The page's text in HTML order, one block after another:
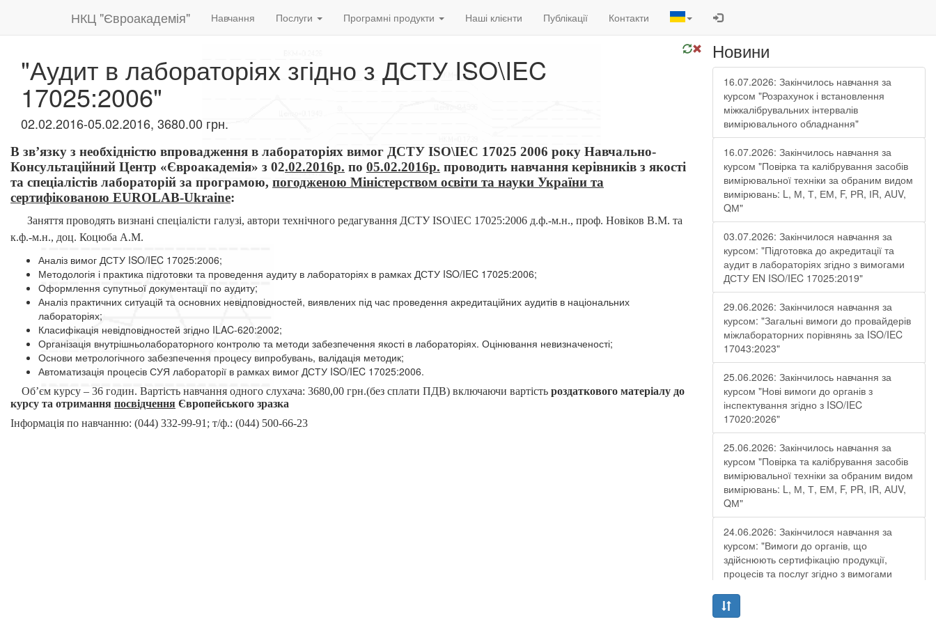
НКЦ "Євроакадемія" Навчання Послуги Програмні продукти Наші клієнти Публікації Контакти
"Аудит в лабораторіях згідно з ДСТУ ISO\IEC
17025:2006"
02.02.2016-05.02.2016, 3680.00 грн.
В зв’язку з необхідністю впровадження в лабораторіях вимог ДСТУ ISO\IEC 17025 2006 року Навчально-
Консультаційний Центр «Євроакадемія» з 02.02.2016р. по 05.02.2016р. проводить навчання керівників з якості
та спеціалістів лабораторій за програмою, погодженою Міністерством освіти та науки України та
сертифікованою EUROLAB-Ukraine:
Заняття проводять визнані спеціалісти галузі, автори технічного редагування ДСТУ ISO\IEC 17025:2006 д.ф.-м.н., проф. Новіков В.М. та
к.ф.-м.н., доц. Коцюба А.М.
Аналіз вимог ДСТУ ISO/IEC 17025:2006;
Методологія і практика підготовки та проведення аудиту в лабораторіях в рамках ДСТУ ISO/IEC 17025:2006;
Оформлення супутньої документації по аудиту;
Аналіз практичних ситуацій та основних невідповідностей, виявлених під час проведення акредитаційних аудитів в національних
лабораторіях;
Класифікація невідповідностей згідно ILAC-620:2002;
Організація внутрішньолабораторного контролю та методи забезпечення якості в лабораторіях. Оцінювання невизначеності;
Основи метрологічного забезпечення процесу випробувань, валідація методик;
Автоматизація процесів СУЯ лабораторії в рамках вимог ДСТУ ISO/IEC 17025:2006.
Об’єм курсу – 36 годин. Вартість навчання одного слухача: 3680,00 грн.(без сплати ПДВ) включаючи вартість роздаткового матеріалу до
курсу та отримання посвідчення Європейського зразка
Інформація по навчанню: (044) 332-99-91; т/ф.: (044) 500-66-23
Новини
16.07.2026: Закінчилось навчання за
курсом "Розрахунок і встановлення
міжкалібрувальних інтервалів
вимірювального обладнання"
16.07.2026: Закінчилось навчання за
курсом "Повірка та калібрування засобів
вимірювальної техніки за обраним видом
вимірювань: L, М, Т, ЕМ, F, РR, ІR, АUV,
QМ"
03.07.2026: Закінчилося навчання за
курсом: "Підготовка до акредитації та
аудит в лабораторіях згідно з вимогами
ДСТУ EN ISO/IEC 17025:2019"
29.06.2026: Закінчилося навчання за
курсом: "Загальні вимоги до провайдерів
міжлабораторних порівнянь за ISO/IEC
17043:2023"
25.06.2026: Закінчилось навчання за
курсом "Нові вимоги до органів з
інспектування згідно з ISO/IEC
17020:2026"
25.06.2026: Закінчилось навчання за
курсом "Повірка та калібрування засобів
вимірювальної техніки за обраним видом
вимірювань: L, М, Т, ЕМ, F, РR, ІR, АUV,
QМ"
24.06.2026: Закінчилося навчання за
курсом: "Вимоги до органів, що
здійснюють сертифікацію продукції,
процесів та послуг згідно з вимогами
19.06.2026: Закінчилося навчання за